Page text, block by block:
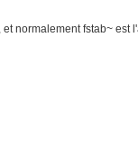
normalement fstab~ est